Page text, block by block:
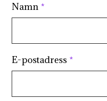
Namn *
E-postadress *